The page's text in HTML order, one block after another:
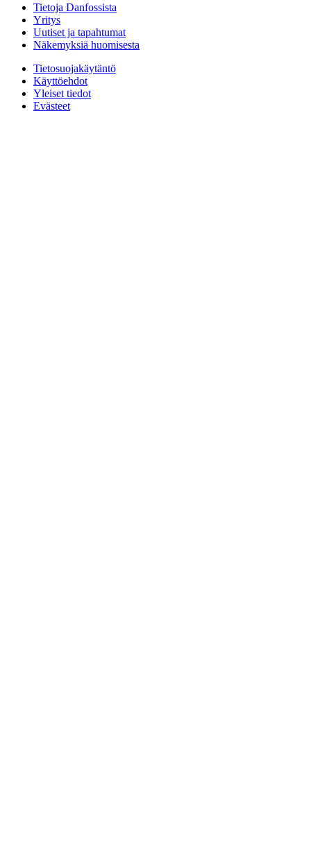
Tietoja Danfossista
Yritys
Uutiset ja tapahtumat
Näkemyksiä huomisesta
Tietosuojakäytäntö
Käyttöehdot
Yleiset tiedot
Evästeet